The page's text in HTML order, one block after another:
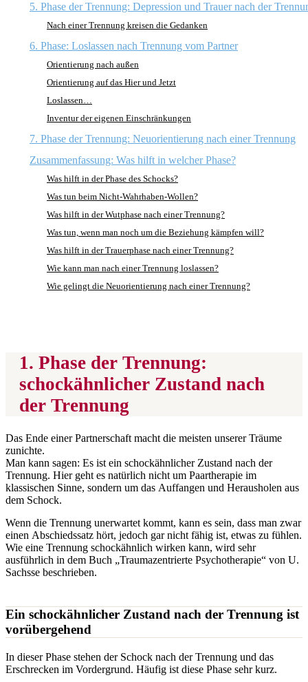
5. Phase der Trennung: Depression und Trauer nach der
Nach einer Trennung kreisen die Gedanken
6. Phase: Loslassen nach Trennung vom Partner
Orientierung nach außen
Orientierung auf das Hier und Jetzt
Loslassen…
Inventur der eigenen Einschränkungen
7. Phase der Trennung: Neuorientierung nach einer Trennung
Zusammenfassung: Was hilft in welcher Phase?
Was hilft in der Phase des Schocks?
Was tun beim Nicht-Wahrhaben-Wollen?
Was hilft in der Wutphase nach einer Trennung?
Was tun, wenn man noch um die Beziehung kämpfen will?
Was hilft in der Trauerphase nach einer Trennung?
Wie kann man nach einer Trennung loslassen?
Wie gelingt die Neuorientierung nach einer Trennung?
1. Phase der Trennung:
schockähnlicher Zustand nach
der Trennung
Das Ende einer Partnerschaft macht die meisten unserer Träume
zunichte.
Man kann sagen: Es ist ein schockähnlicher Zustand nach der
Trennung. Hier geht es natürlich nicht um Paartherapie im
klassischen Sinne, sondern um das Auffangen und Herausholen aus
dem Schock.
Wenn die Trennung unerwartet kommt, kann es sein, dass man zwar
einen Abschiedssatz hört, jedoch gar nicht fähig ist, etwas zu fühlen.
Wie eine Trennung schockähnlich wirken kann, wird sehr
ausführlich in dem Buch „Traumazentrierte Psychotherapie“ von U.
Sachsse beschrieben.
Ein schockähnlicher Zustand nach der Trennung ist
vorübergehend
In dieser Phase stehen der Schock nach der Trennung und das
Erschrecken im Vordergrund. Häufig ist diese Phase sehr kurz.